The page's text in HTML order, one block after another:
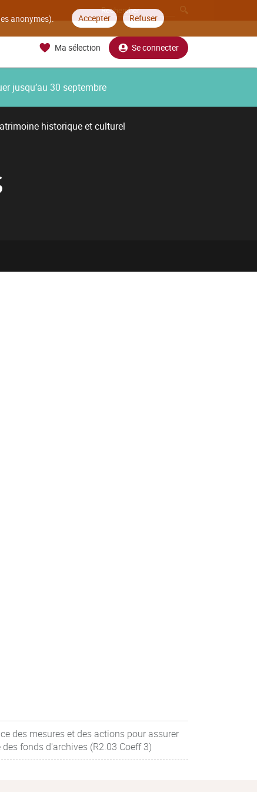
anonymes). Accepter Refuser
Ma sélection Se connecter
jusqu’au 30 septembre
historique et culturel
des mesures et des actions pour assurer
fonds d'archives (R2.03 Coeff 3)